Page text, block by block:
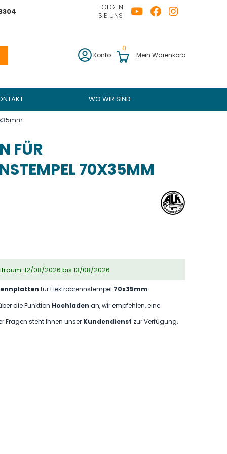
FOLGEN
SIE UNS
Konto Mein Warenkorb
0
WO WIR SIND
FÜR
70X35MM
12/08/2026 bis 13/08/2026
für Elektrobrennstempel 70x35mm.
die Funktion Hochladen an, wir empfehlen, eine
Fragen steht Ihnen unser Kundendienst zur Verfügung.